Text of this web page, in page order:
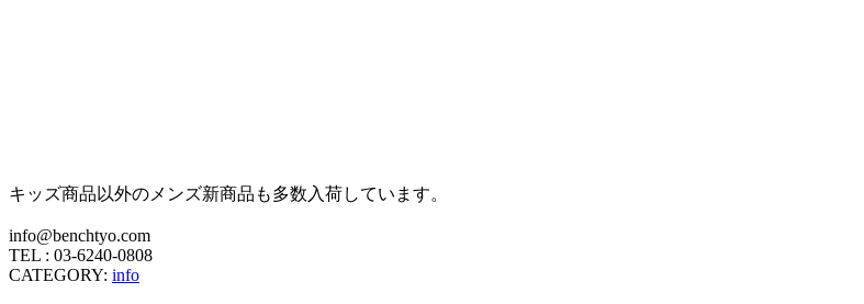
キッズ商品以外のメンズ新商品も多数入荷しています。
info@benchtyo.com
TEL : 03-6240-0808
CATEGORY: info